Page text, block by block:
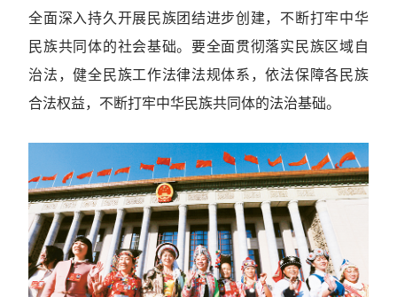
全面深入持久开展民族团结进步创建，不断打牢中华
民族共同体的社会基础。要全面贯彻落实民族区域自
治法，健全民族工作法律法规体系，依法保障各民族
合法权益，不断打牢中华民族共同体的法治基础。